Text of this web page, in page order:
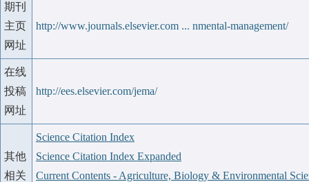
期刊
主页
网址
http://www.journals.elsevier.com ... nmental-management/
在线
投稿
网址
http://ees.elsevier.com/jema/
其他
相关
Science Citation Index
Science Citation Index Expanded
Current Contents - Agriculture, Biology & Environmental